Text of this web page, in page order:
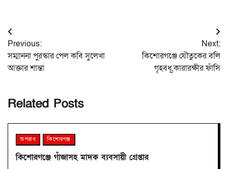
Post
navigation
Previous:
সম্মাননা পুরস্কার পেল কবি সুলেখা
আক্তার শান্তা
Next:
কিশোরগঞ্জে যৌতুকের বলি
গৃহবধূ,কারারক্ষীর ফাঁসি
Related Posts
অপরাধ কিশোরগঞ্জ
কিশোরগঞ্জে গাঁজাসহ মাদক ব্যবসায়ী গ্রেপ্তার